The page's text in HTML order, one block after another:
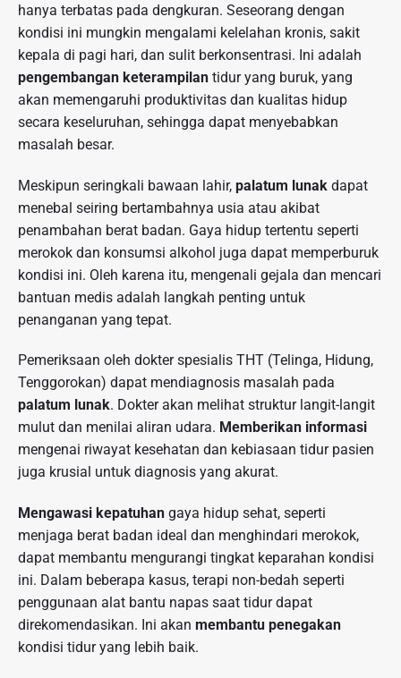
hanya terbatas pada dengkuran. Seseorang dengan
kondisi ini mungkin mengalami kelelahan kronis, sakit
kepala di pagi hari, dan sulit berkonsentrasi. Ini adalah
pengembangan keterampilan tidur yang buruk, yang
akan memengaruhi produktivitas dan kualitas hidup
secara keseluruhan, sehingga dapat menyebabkan
masalah besar.
Meskipun seringkali bawaan lahir, palatum lunak dapat
menebal seiring bertambahnya usia atau akibat
penambahan berat badan. Gaya hidup tertentu seperti
merokok dan konsumsi alkohol juga dapat memperburuk
kondisi ini. Oleh karena itu, mengenali gejala dan mencari
bantuan medis adalah langkah penting untuk
penanganan yang tepat.
Pemeriksaan oleh dokter spesialis THT (Telinga, Hidung,
Tenggorokan) dapat mendiagnosis masalah pada
palatum lunak. Dokter akan melihat struktur langit-langit
mulut dan menilai aliran udara. Memberikan informasi
mengenai riwayat kesehatan dan kebiasaan tidur pasien
juga krusial untuk diagnosis yang akurat.
Mengawasi kepatuhan gaya hidup sehat, seperti
menjaga berat badan ideal dan menghindari merokok,
dapat membantu mengurangi tingkat keparahan kondisi
ini. Dalam beberapa kasus, terapi non-bedah seperti
penggunaan alat bantu napas saat tidur dapat
direkomendasikan. Ini akan membantu penegakan
kondisi tidur yang lebih baik.